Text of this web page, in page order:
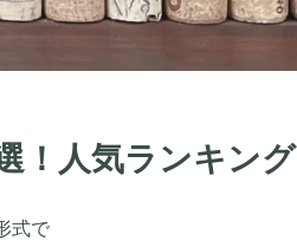
！人気ランキング
式で